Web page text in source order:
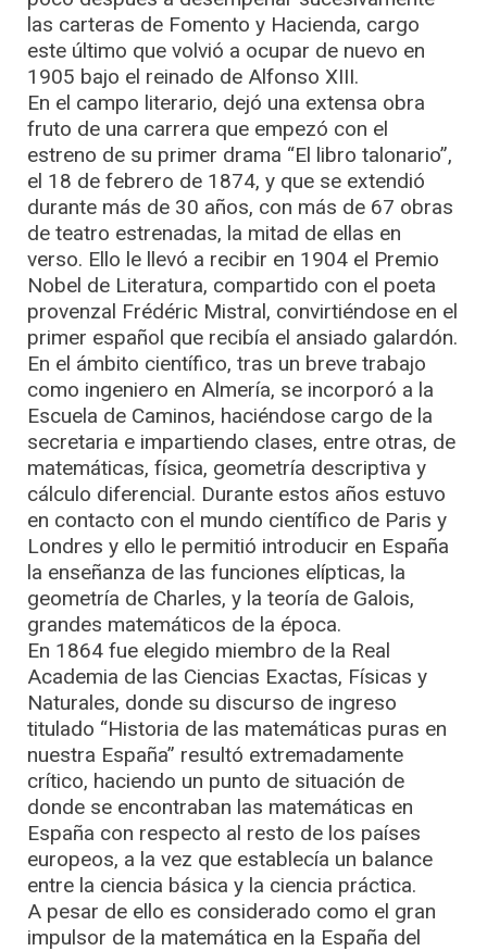
las carteras de Fomento y Hacienda, cargo
este último que volvió a ocupar de nuevo en
1905 bajo el reinado de Alfonso XIII.
En el campo literario, dejó una extensa obra
fruto de una carrera que empezó con el
estreno de su primer drama “El libro talonario”,
el 18 de febrero de 1874, y que se extendió
durante más de 30 años, con más de 67 obras
de teatro estrenadas, la mitad de ellas en
verso. Ello le llevó a recibir en 1904 el Premio
Nobel de Literatura, compartido con el poeta
provenzal Frédéric Mistral, convirtiéndose en el
primer español que recibía el ansiado galardón.
En el ámbito científico, tras un breve trabajo
como ingeniero en Almería, se incorporó a la
Escuela de Caminos, haciéndose cargo de la
secretaria e impartiendo clases, entre otras, de
matemáticas, física, geometría descriptiva y
cálculo diferencial. Durante estos años estuvo
en contacto con el mundo científico de Paris y
Londres y ello le permitió introducir en España
la enseñanza de las funciones elípticas, la
geometría de Charles, y la teoría de Galois,
grandes matemáticos de la época.
En 1864 fue elegido miembro de la Real
Academia de las Ciencias Exactas, Físicas y
Naturales, donde su discurso de ingreso
titulado “Historia de las matemáticas puras en
nuestra España” resultó extremadamente
crítico, haciendo un punto de situación de
donde se encontraban las matemáticas en
España con respecto al resto de los países
europeos, a la vez que establecía un balance
entre la ciencia básica y la ciencia práctica.
A pesar de ello es considerado como el gran
impulsor de la matemática en la España del